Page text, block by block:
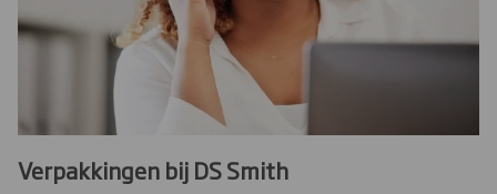
Verpakkingen bij DS Smith